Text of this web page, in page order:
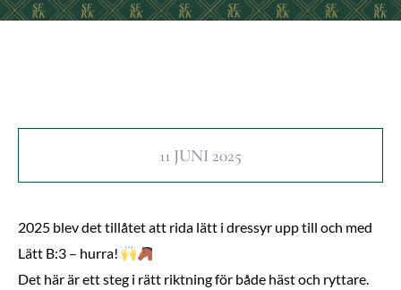
11 JUNI 2025
2025 blev det tillåtet att rida lätt i dressyr upp till och med
Lätt B:3 – hurra!
Det här är ett steg i rätt riktning för både häst och ryttare.